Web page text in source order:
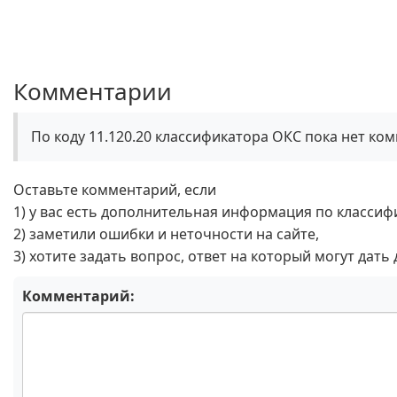
Комментарии
По коду 11.120.20 классификатора ОКС пока нет
Оставьте комментарий, если
1) у вас есть дополнительная информация по
2) заметили ошибки и неточности на сайте,
3) хотите задать вопрос, ответ на который могут дать
Комментарий: